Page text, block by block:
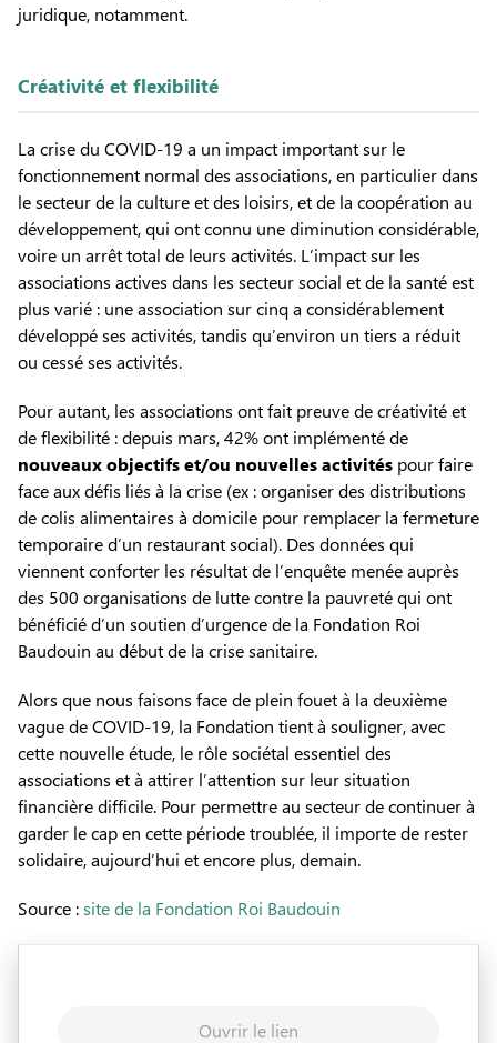
juridique, notamment.
Créativité et flexibilité
La crise du COVID-19 a un impact important sur le
fonctionnement normal des associations, en particulier dans
le secteur de la culture et des loisirs, et de la coopération au
développement, qui ont connu une diminution considérable,
voire un arrêt total de leurs activités. L’impact sur les
associations actives dans les secteur social et de la santé est
plus varié : une association sur cinq a considérablement
développé ses activités, tandis qu’environ un tiers a réduit
ou cessé ses activités.
Pour autant, les associations ont fait preuve de créativité et
de flexibilité : depuis mars, 42% ont implémenté de
nouveaux objectifs et/ou nouvelles activités pour faire
face aux défis liés à la crise (ex : organiser des distributions
de colis alimentaires à domicile pour remplacer la fermeture
temporaire d’un restaurant social). Des données qui
viennent conforter les résultat de l’enquête menée auprès
des 500 organisations de lutte contre la pauvreté qui ont
bénéficié d’un soutien d’urgence de la Fondation Roi
Baudouin au début de la crise sanitaire.
Alors que nous faisons face de plein fouet à la deuxième
vague de COVID-19, la Fondation tient à souligner, avec
cette nouvelle étude, le rôle sociétal essentiel des
associations et à attirer l’attention sur leur situation
financière difficile. Pour permettre au secteur de continuer à
garder le cap en cette période troublée, il importe de rester
solidaire, aujourd’hui et encore plus, demain.
Source :site de la Fondation Roi Baudouin
Ouvrir le lien